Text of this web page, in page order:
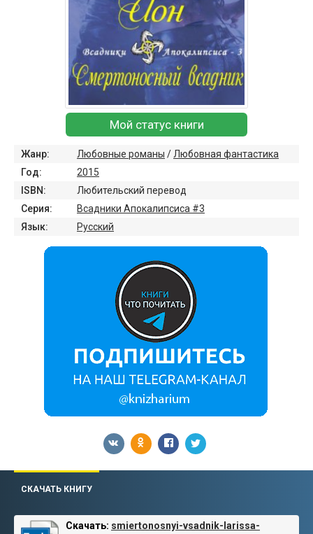
Мой статус книги
Жанр: Любовные романы / Любовная фантастика
Год:
2015
ISBN:
Любительский перевод
Серия:
Всадники Апокалипсиса #3
Язык:
Русский
СКАЧАТЬ КНИГУ
Скачать: smiertonosnyi-vsadnik-larissa-